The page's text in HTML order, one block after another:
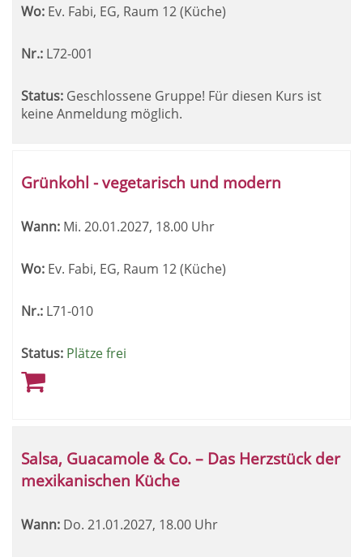
Wo: Ev. Fabi, EG, Raum 12 (Küche)
Nr.: L72-001
Status: Geschlossene Gruppe! Für diesen Kurs ist
keine Anmeldung möglich.
Grünkohl - vegetarisch und modern
Wann: Mi. 20.01.2027, 18.00 Uhr
Wo: Ev. Fabi, EG, Raum 12 (Küche)
Nr.: L71-010
Status: Plätze frei
Salsa, Guacamole & Co. – Das Herzstück der
mexikanischen Küche
Wann: Do. 21.01.2027, 18.00 Uhr